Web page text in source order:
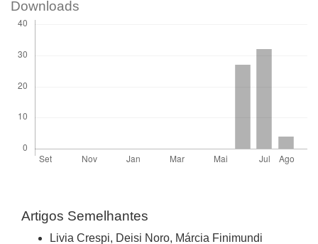
Downloads
Artigos Semelhantes
Livia Crespi, Deisi Noro, Márcia Finimundi